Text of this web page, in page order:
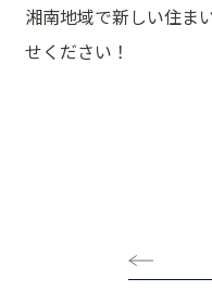
湘南地域で新しい住ま
せください！